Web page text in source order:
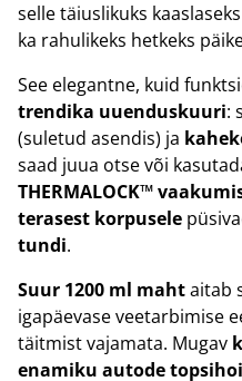
selle täiuslikuks
ka rahulikeks hetkeks
See elegantne, kuid
trendika uuenduskuuri:
(suletud asendis) ja
saad juua otse või
THERMALOCK™
terasest korpusele
tundi.
Suur 1200 ml mahtaitab
igapäevase veetarbimise
täitmist vajamata. Mugav
enamiku autode